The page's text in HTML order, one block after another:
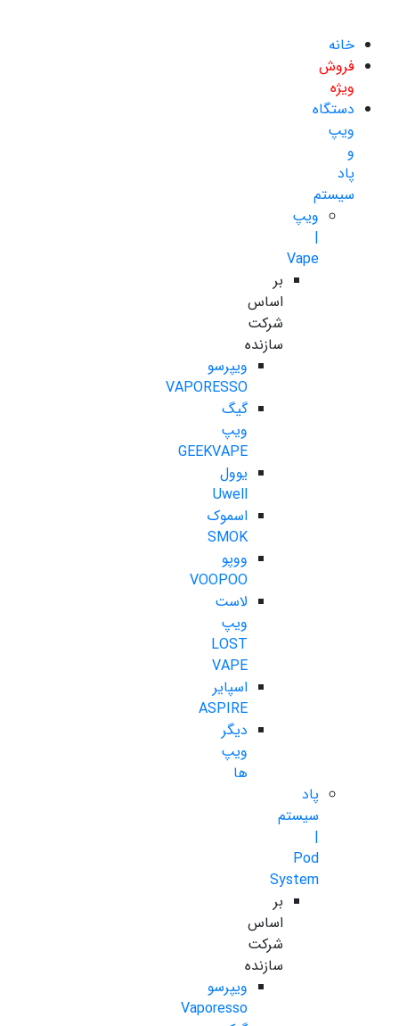
خانه
فروش
ویژه
دستگاه
ویپ
و
پاد
سیستم
ویپ
|
Vape
بر
اساس
شرکت
سازنده
ویپرسو
VAPORESSO
گیگ
ویپ
GEEKVAPE
یوول
Uwell
اسموک
SMOK
ووپو
VOOPOO
لاست
ویپ
LOST
VAPE
اسپایر
ASPIRE
دیگر
ویپ
ها
پاد
سیستم
|
Pod
System
بر
اساس
شرکت
سازنده
ویپرسو
Vaporesso